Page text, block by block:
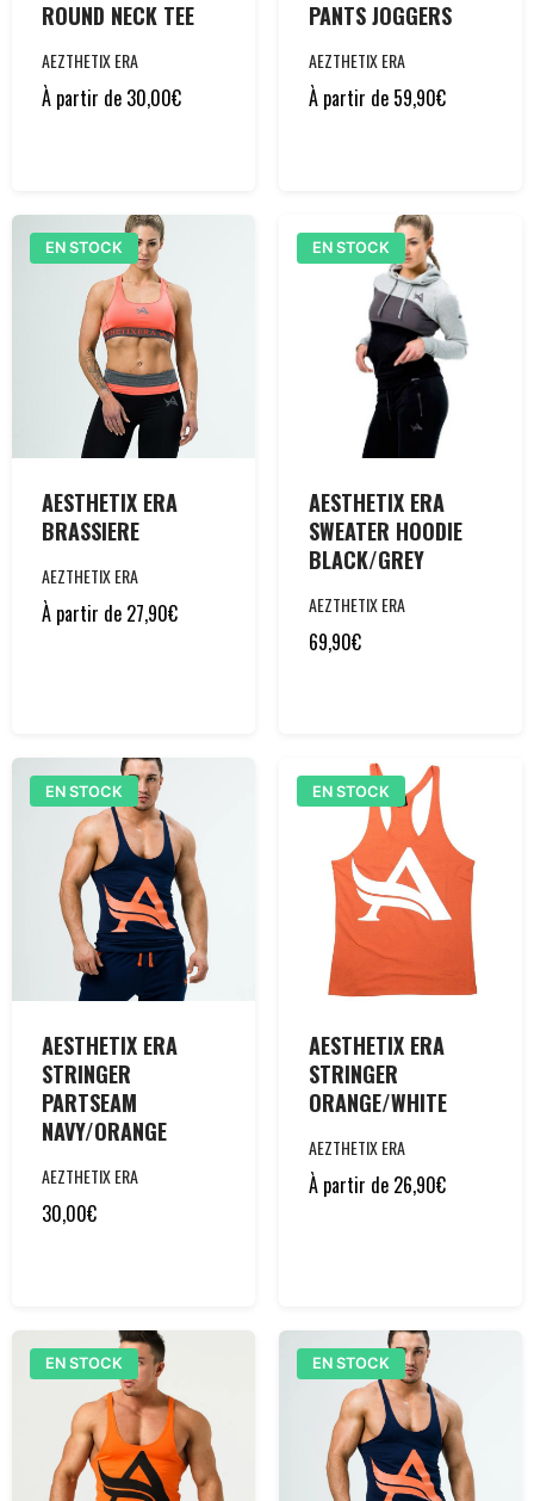
ROUND NECK TEE
AEZTHETIX ERA
À partir de 30,00€
PANTS JOGGERS
AEZTHETIX ERA
À partir de 59,90€
EN STOCK
AESTHETIX ERA
BRASSIERE
AEZTHETIX ERA
À partir de 27,90€
EN STOCK
AESTHETIX ERA
SWEATER HOODIE
BLACK/GREY
AEZTHETIX ERA
69,90€
EN STOCK
AESTHETIX ERA
STRINGER
PARTSEAM
NAVY/ORANGE
AEZTHETIX ERA
30,00€
EN STOCK
AESTHETIX ERA
STRINGER
ORANGE/WHITE
AEZTHETIX ERA
À partir de 26,90€
EN STOCK EN STOCK